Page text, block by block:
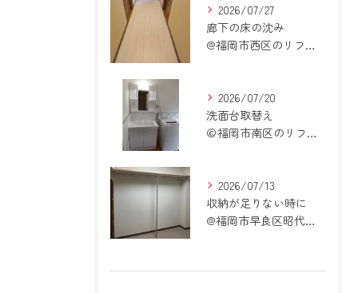
2026/07/27
廊下の床の沈み
@福岡市西区のリフォーム
2026/07/20
洗面台取替え
＠福岡市南区のリフォーム
2026/07/13
収納が足りない時に
@福岡市早良区昭代のリフォーム